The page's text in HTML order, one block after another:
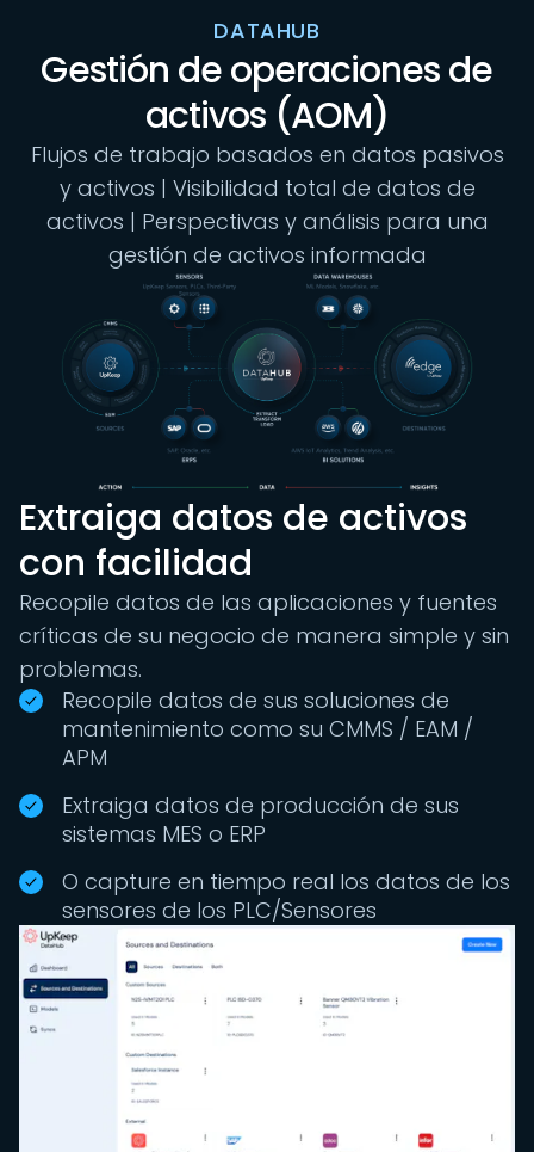
DATAHUB
Gestión de operaciones de
activos (AOM)
Flujos de trabajo basados ​​en datos pasivos
y activos | Visibilidad total de datos de
activos | Perspectivas y análisis para una
gestión de activos informada
Extraiga datos de activos
con facilidad
Recopile datos de las aplicaciones y fuentes
críticas de su negocio de manera simple y sin
problemas.
Recopile datos de sus soluciones de
mantenimiento como su CMMS / EAM /
APM
Extraiga datos de producción de sus
sistemas MES o ERP
O capture en tiempo real los datos de los
sensores de los PLC/Sensores